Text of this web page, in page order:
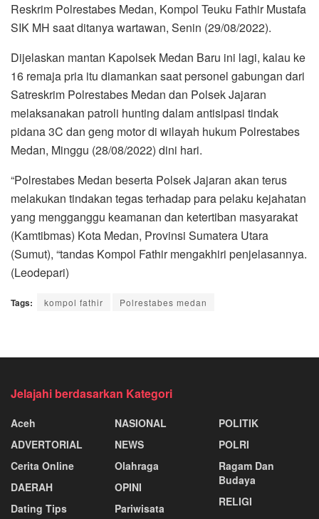
Reskrim Polrestabes Medan, Kompol Teuku Fathir Mustafa
SIK MH saat ditanya wartawan, Senin (29/08/2022).
Dijelaskan mantan Kapolsek Medan Baru ini lagi, kalau ke
16 remaja pria itu diamankan saat personel gabungan dari
Satreskrim Polrestabes Medan dan Polsek Jajaran
melaksanakan patroli hunting dalam antisipasi tindak
pidana 3C dan geng motor di wilayah hukum Polrestabes
Medan, Minggu (28/08/2022) dini hari.
“Polrestabes Medan beserta Polsek Jajaran akan terus
melakukan tindakan tegas terhadap para pelaku kejahatan
yang mengganggu keamanan dan ketertiban masyarakat
(Kamtibmas) Kota Medan, Provinsi Sumatera Utara
(Sumut), “tandas Kompol Fathir mengakhiri penjelasannya.
(Leodepari)
Tags: kompol fathir Polrestabes medan
Jelajahi berdasarkan Kategori
Aceh
ADVERTORIAL
Cerita Online
DAERAH
Dating Tips
NASIONAL
NEWS
Olahraga
OPINI
Pariwisata
POLITIK
POLRI
Ragam Dan
Budaya
RELIGI